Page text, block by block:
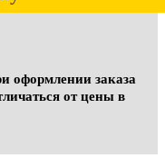
оформлении заказа
от цены в